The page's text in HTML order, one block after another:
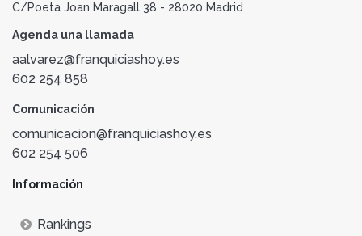
C/Poeta Joan Maragall 38 - 28020 Madrid
Agenda una llamada
aalvarez@franquiciashoy.es
602 254 858
Comunicación
comunicacion@franquiciashoy.es
602 254 506
Información
Rankings